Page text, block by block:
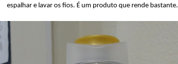
espalhar e lavar os fios. É um produto que rende bastante.